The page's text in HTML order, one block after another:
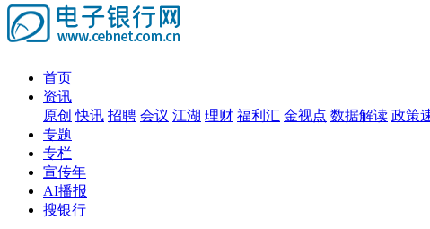
首页
资讯
原创 快讯 招聘 会议 江湖 理财 福利汇 金视点 数据解读 政策
专题
专栏
宣传年
AI播报
搜银行